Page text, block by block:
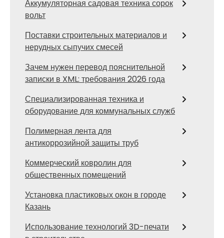
Аккумуляторная садовая техника сорок
вольт
Поставки строительных материалов и
нерудных сыпучих смесей
Зачем нужен перевод пояснительной
записки в XML: требования 2026 года
Специализированная техника и
оборудование для коммунальных служб
Полимерная лента для
антикоррозийной защиты труб
Коммерческий ковролин для
общественных помещений
Установка пластиковых окон в городе
Казань
Использование технологий 3D-печати